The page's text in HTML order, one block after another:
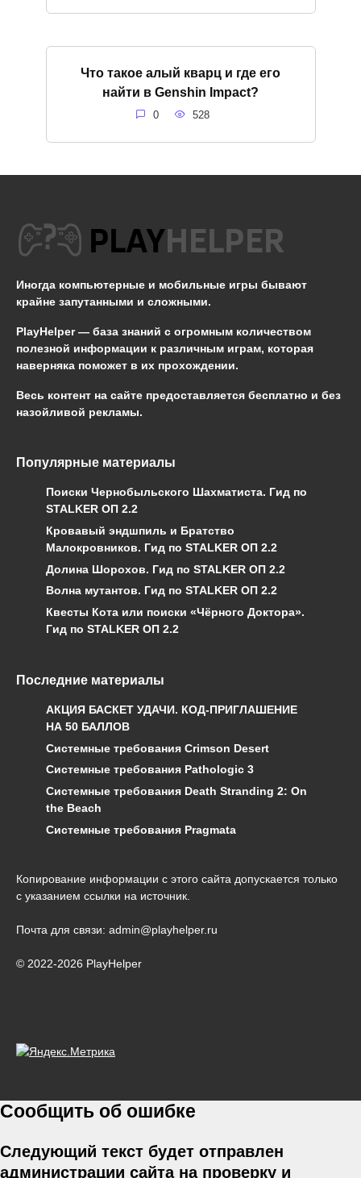
Что такое алый кварц и где его
найти в Genshin Impact?
0 528
Иногда компьютерные и мобильные игры бывают
крайне запутанными и сложными.
PlayHelper — база знаний с огромным количеством
полезной информации к различным играм, которая
наверняка поможет в их прохождении.
Весь контент на сайте предоставляется бесплатно и без
назойливой рекламы.
Популярные материалы
Поиски Чернобыльского Шахматиста. Гид по
STALKER ОП 2.2
Кровавый эндшпиль и Братство
Малокровников. Гид по STALKER ОП 2.2
Долина Шорохов. Гид по STALKER ОП 2.2
Волна мутантов. Гид по STALKER ОП 2.2
Квесты Кота или поиски «Чёрного Доктора».
Гид по STALKER ОП 2.2
Последние материалы
АКЦИЯ БАСКЕТ УДАЧИ. КОД-ПРИГЛАШЕНИЕ
НА 50 БАЛЛОВ
Системные требования Crimson Desert
Системные требования Pathologic 3
Системные требования Death Stranding 2: On
the Beach
Системные требования Pragmata
Копирование информации с этого сайта допускается только
с указанием ссылки на источник.
Почта для связи: admin@playhelper.ru
© 2022-2026 PlayHelper
Сообщить об ошибке
Следующий текст будет отправлен
администрации сайта на проверку и